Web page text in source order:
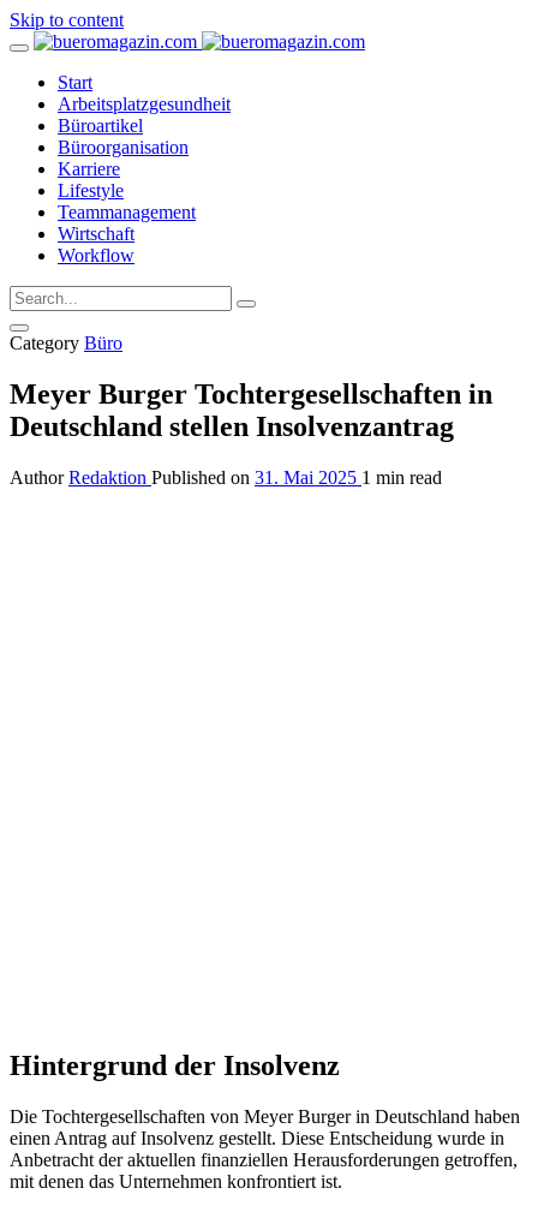
Skip to content
Start
Arbeitsplatzgesundheit
Büroartikel
Büroorganisation
Karriere
Lifestyle
Teammanagement
Wirtschaft
Workflow
Category Büro
Meyer Burger Tochtergesellschaften in
Deutschland stellen Insolvenzantrag
Author Redaktion Published on 31. Mai 2025 1 min read
Hintergrund der Insolvenz
Die Tochtergesellschaften von Meyer Burger in Deutschland haben
einen Antrag auf Insolvenz gestellt. Diese Entscheidung wurde in
Anbetracht der aktuellen finanziellen Herausforderungen getroffen,
mit denen das Unternehmen konfrontiert ist.